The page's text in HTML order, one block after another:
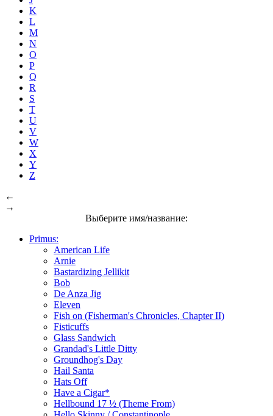
K
L
M
N
O
P
Q
R
S
T
U
V
W
X
Y
Z
←
→
Выберите имя/название:
Primus:
American Life
Arnie
Bastardizing Jellikit
Bob
De Anza Jig
Eleven
Fish on (Fisherman's Chronicles, Chapter II)
Fisticuffs
Glass Sandwich
Grandad's Little Ditty
Groundhog's Day
Hail Santa
Hats Off
Have a Cigar*
Hellbound 17 ½ (Theme From)